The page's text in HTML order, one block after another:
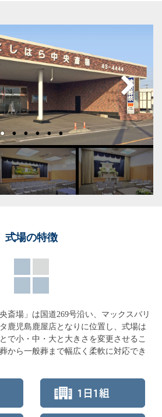
式場の特徴
斎場」は国道269号沿い、マックスバリ
鹿児島鹿屋店となりに位置し、式場は
で小・中・大と大きさを変更させるこ
から一般葬まで幅広く柔軟に対応でき